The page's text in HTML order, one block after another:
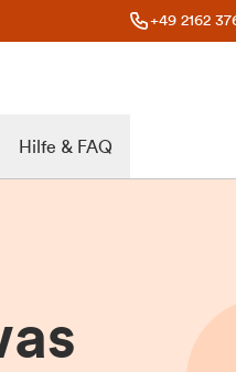
+49 2162
Hilfe & FAQ